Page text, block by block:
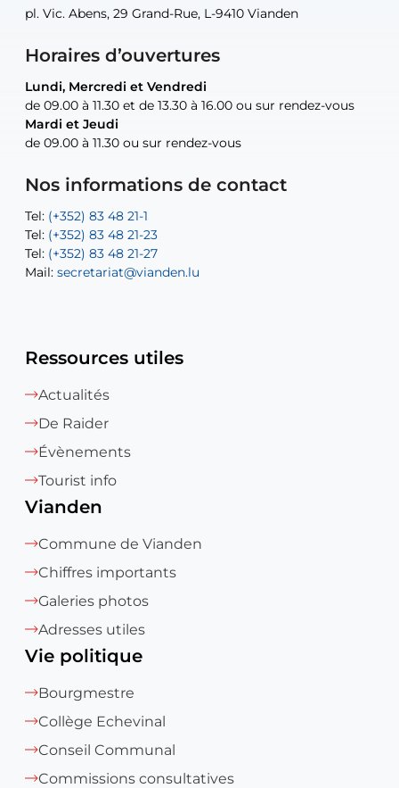
pl. Vic. Abens, 29 Grand-Rue, L-9410 Vianden
Horaires d’ouvertures
Lundi, Mercredi et Vendredi
de 09.00 à 11.30 et de 13.30 à 16.00 ou sur rendez-vous
Mardi et Jeudi
de 09.00 à 11.30 ou sur rendez-vous
Nos informations de contact
Tel: (+352) 83 48 21-1
Tel: (+352) 83 48 21-23
Tel: (+352) 83 48 21-27
Mail: secretariat@vianden.lu
pl. Vic. Abens, 29 Grand-Rue, L-9410 Vianden
Lundi, Mercredi et Vendredi
de 09.00 à 11.30 et de 13.30 à 16.00 ou sur rendez-vous
Mardi et Jeudi
de 09.00 à 11.30 ou sur rendez-vous
Tel: (+352) 83 48 21-20
Tel: (+352) 83 48 21-22
Mail:sofia.carvalho@vianden.lu
Mail: diane.storn@vianden.lu
pl. Vic. Abens, 29 Grand-Rue, L-9410 Vianden
uniquement sur rendez-vous
Mail:recette@vianden.lu
pl. Vic. Abens, 29 Grand-Rue, L-9410 Vianden
uniquement sur rendez-vous
Tel:(+352) 83 48 21-31
30, rue Neugarten, L-9422 Vianden
uniquement sur rendez-vous
Tel:Permanence (Fuite d’eau) : 83 48 21 61
Ressources utiles
Actualités
De Raider
Évènements
Tourist info
Vianden
Commune de Vianden
Chiffres importants
Galeries photos
Adresses utiles
Vie politique
Bourgmestre
Collège Echevinal
Conseil Communal
Commissions consultatives